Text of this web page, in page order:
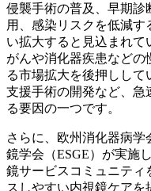
侵襲手術の普及、早期診
用、感染リスクを低減
い拡大すると見込まれて
がんや消化器疾患などの
る市場拡大を後押しして
支援手術の開発など、急
る要因の一つです。
さらに、欧州消化器病
鏡学会（ESGE）が実施
鏡サービスコミュニティ
スしやすい内視鏡ケアを